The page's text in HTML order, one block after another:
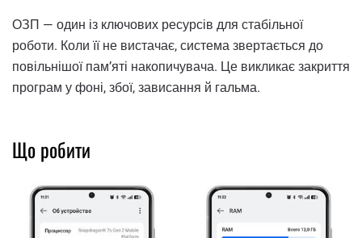
ОЗП — один із ключових ресурсів для стабільної
роботи. Коли її не вистачає, система звертається до
повільнішої памʼяті накопичувача. Це викликає закриття
програм у фоні, збої, зависання й гальма.
Що робити